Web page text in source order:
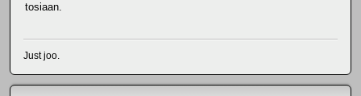
tosiaan.
Just joo.